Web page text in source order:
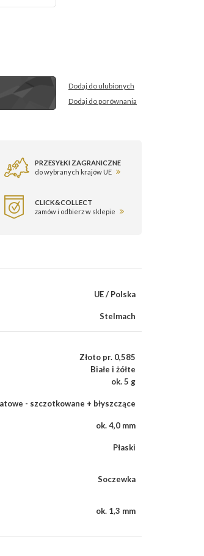
Dodaj do ulubionych
Dodaj do porównania
PRZESYŁKI ZAGRANICZNE
do wybranych krajów UE
CLICK&COLLECT
zamów i odbierz w sklepie
UE / Polska
Stelmach
Złoto pr. 0,585
Białe i żółte
ok. 5 g
- szczotkowane + błyszczące
ok. 4,0 mm
Płaski
Soczewka
ok. 1,3 mm